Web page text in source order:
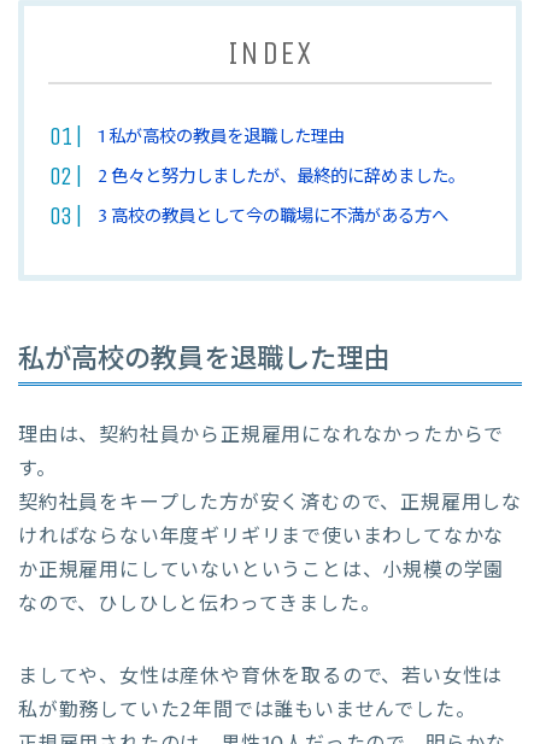
INDEX
1 私が高校の教員を退職した理由
2色々と努力しましたが、最終的に辞めました。
3 高校の教員として今の職場に不満がある方へ
私が高校の教員を退職した理由
理由は、契約社員から正規雇用になれなかったからで
す。
契約社員をキープした方が安く済むので、正規雇用しな
ければならない年度ギリギリまで使いまわしてなかな
か正規雇用にしていないということは、小規模の学園
なので、ひしひしと伝わってきました。
ましてや、女性は産休や育休を取るので、若い女性は
私が勤務していた2年間では誰もいませんでした。